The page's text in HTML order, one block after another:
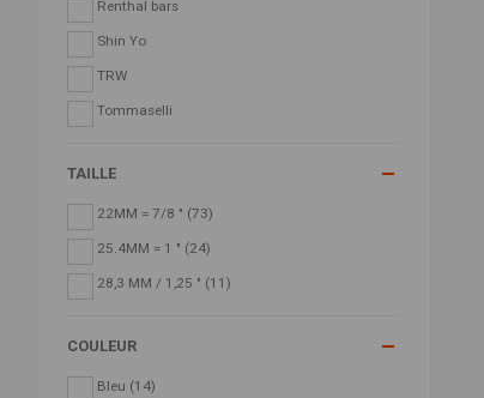
Renthal bars
Shin Yo
TRW
Tommaselli
TAILLE
22MM = 7/8 " (73)
25.4MM = 1 " (24)
28,3 MM / 1,25 " (11)
COULEUR
Bleu (14)